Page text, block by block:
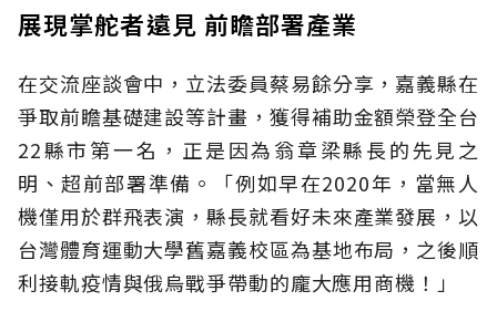
展現掌舵者遠見 前瞻部署產業
在交流座談會中，立法委員蔡易餘分享，嘉義縣在
爭取前瞻基礎建設等計畫，獲得補助金額榮登全台
22縣市第一名，正是因為翁章梁縣長的先見之
明、超前部署準備。「例如早在2020年，當無人
機僅用於群飛表演，縣長就看好未來產業發展，以
台灣體育運動大學舊嘉義校區為基地布局，之後順
利接軌疫情與俄烏戰爭帶動的龐大應用商機！」